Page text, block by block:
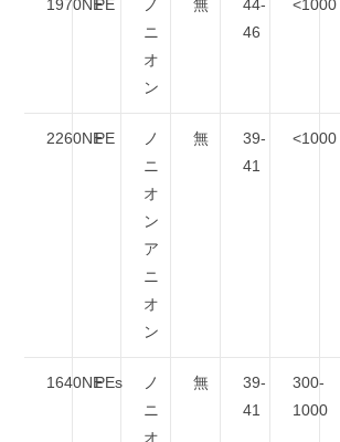
1970NEPE
ノ
ニ
オ
ン
無
44-
46
<1000
2260NEPE
ノ
ニ
オ
ン
ア
ニ
オ
ン
無
39-
41
<1000
1640NEPEs
ノ
ニ
オ
無
39-
41
300-
1000